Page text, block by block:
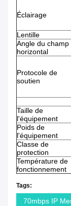
Éclairage
Lentille
Angle du champ
horizontal
Protocole de
soutien
Taille de
l'équipement
Poids de
l'équipement
Classe de
protection
Température de
fonctionnement
Tags:
70mbps IP